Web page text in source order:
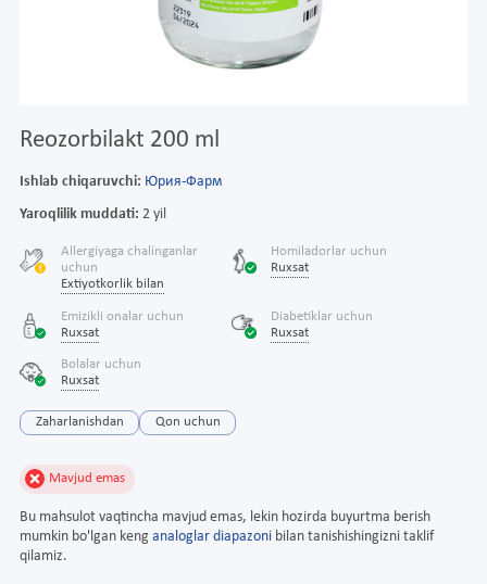
Reozorbilakt 200 ml
Ishlab chiqaruvchi: Юрия-Фарм
Yaroqlilik muddati: 2 yil
Allergiyaga chalinganlar
uchun
Extiyotkorlik bilan
Homiladorlar uchun
Ruxsat
Emizikli onalar uchun
Ruxsat
Diabetiklar uchun
Ruxsat
Bolalar uchun
Ruxsat
Zaharlanishdan Qon uchun
Mavjud emas
Bu mahsulot vaqtincha mavjud emas, lekin hozirda buyurtma berish
mumkin bo'lgan keng analoglar diapazoni bilan tanishishingizni taklif
qilamiz.